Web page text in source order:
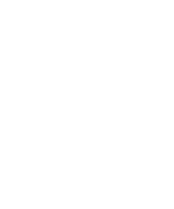
d’Europa,